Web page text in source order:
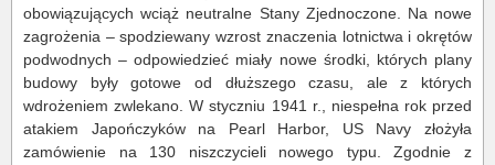
obowiązujących wciąż neutralne Stany Zjednoczone. Na nowe
zagrożenia – spodziewany wzrost znaczenia lotnictwa i okrętów
podwodnych – odpowiedzieć miały nowe środki, których plany
budowy były gotowe od dłuższego czasu, ale z których
wdrożeniem zwlekano. W styczniu 1941 r., niespełna rok przed
atakiem Japończyków na Pearl Harbor, US Navy złożyła
zamówienie na 130 niszczycieli nowego typu. Zgodnie z